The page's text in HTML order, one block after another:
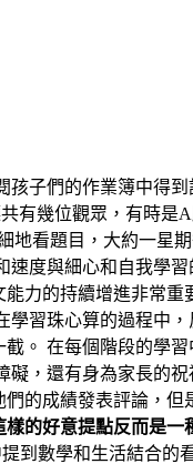
子們的作業簿中得
有幾位觀眾，有時
看題目，大約一星
度與細心和自我學
力的持續增進非常
習珠心算的過程中
。 在每個階段的學
，還有身為家長的
的成績發表評論，
樣的好意提點反而是一
提到數學和生活結合的